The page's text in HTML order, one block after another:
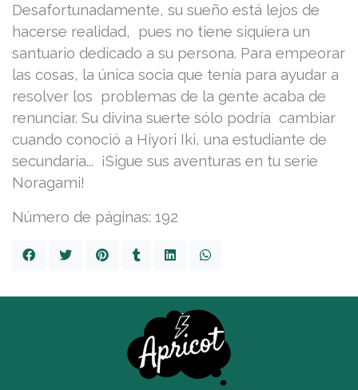
Desafortunadamente, su sueño está lejos de
hacerse realidad, pues no tiene siquiera un
santuario dedicado a su persona. Para empeorar
las cosas, la única socia que tenía para ayudar a
resolver los problemas de la gente acaba de
renunciar. Su divina suerte sólo podría cambiar
cuando conoció a Hiyori Iki, una estudiante de
secundaria... ¡Sigue sus aventuras en tu serie
Noragami!
Número de páginas: 192